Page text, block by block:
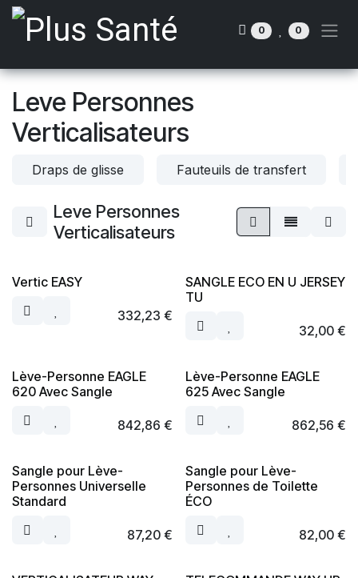
Se rendre au contenu
0 0
Leve Personnes
Verticalisateurs
Draps de glisse Fauteuils de transfert
Leve Personnes
Verticalisateurs
Vertic EASY
332,23 €
SANGLE ECO EN U JERSEY
TU
32,00€
Lève-Personne EAGLE
620 Avec Sangle
842,86 €
Lève-Personne EAGLE
625 Avec Sangle
862,56 €
Sangle pour Lève-
Personnes Universelle
Standard
87,20€
Sangle pour Lève-
Personnes de Toilette
ÉCO
82,00€